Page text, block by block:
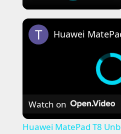
Watch on
Huawei MatePad T8